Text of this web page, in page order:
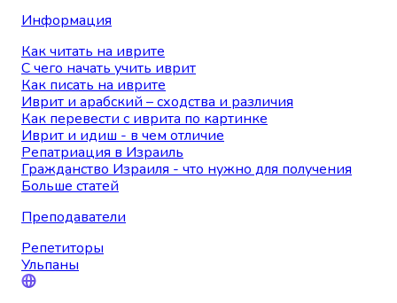
Информация
Как читать на иврите
С чего начать учить иврит
Как писать на иврите
Иврит и арабский – сходства и различия
Как перевести с иврита по картинке
Иврит и идиш - в чем отличие
Репатриация в Израиль
Гражданство Израиля - что нужно для получения
Больше статей
Преподаватели
Репетиторы
Ульпаны